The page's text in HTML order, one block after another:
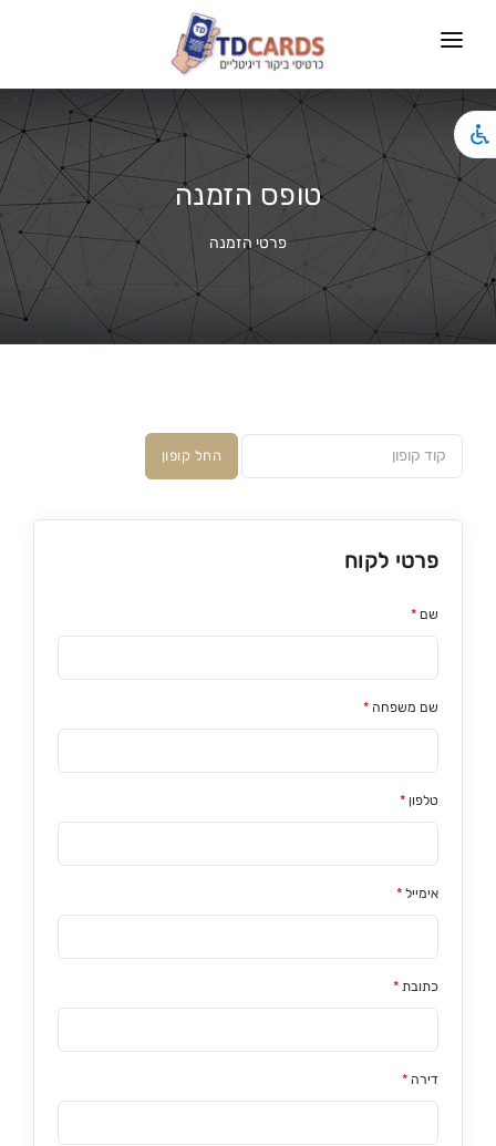
ראשי
כרטיסי ביקור
צור קשר טופס הזמנה
פרטי הזמנה
פרטי לקוח
שם *
שם משפחה *
טלפון *
אימייל *
כתובת *
דירה *